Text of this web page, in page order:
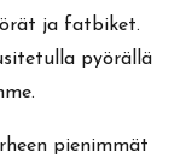
ja fatbiket.
pyörällä
pienimmät